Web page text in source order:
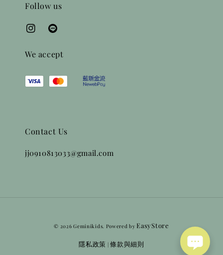
Follow us
We accept
Contact Us
jj0910813033@gmail.com
© 2026 Geminikids. Powered by EasyStore
隱私政策 |條款與細則